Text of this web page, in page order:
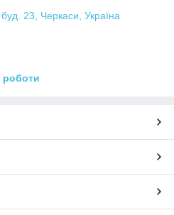
23, Черкаси, Україна
роботи